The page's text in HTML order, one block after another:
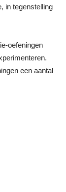
in tegenstelling
oefeningen
een aantal